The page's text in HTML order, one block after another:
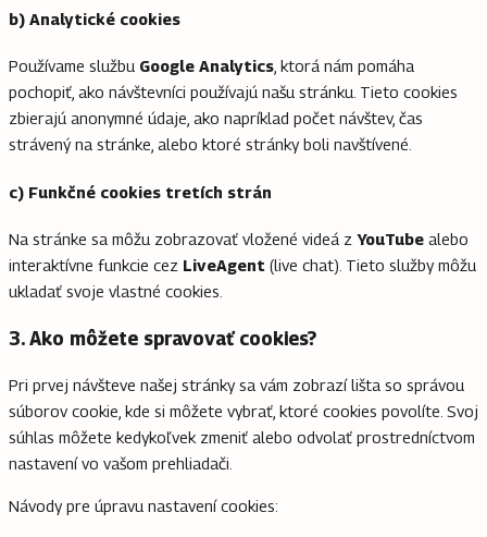
b) Analytické cookies
Používame službu Google Analytics , ktorá nám pomáha
pochopiť, ako návštevníci používajú našu stránku. Tieto cookies
zbierajú anonymné údaje, ako napríklad počet návštev, čas
strávený na stránke, alebo ktoré stránky boli navštívené.
c) Funkčné cookies tretích strán
Na stránke sa môžu zobrazovať vložené videá z YouTube alebo
interaktívne funkcie cez LiveAgent (live chat). Tieto služby môžu
ukladať svoje vlastné cookies.
3. Ako môžete spravovať cookies?
Pri prvej návšteve našej stránky sa vám zobrazí lišta so správou
súborov cookie, kde si môžete vybrať, ktoré cookies povolíte. Svoj
súhlas môžete kedykoľvek zmeniť alebo odvolať prostredníctvom
nastavení vo vašom prehliadači.
Návody pre úpravu nastavení cookies: